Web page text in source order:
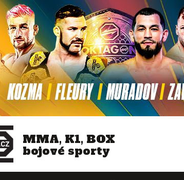
MMA, K1, BOX
bojové sporty